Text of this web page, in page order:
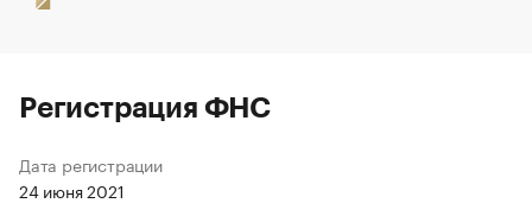
Регистрация ФНС
Дата регистрации
24 июня 2021